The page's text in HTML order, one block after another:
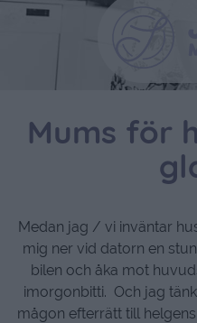
Mums för
Medan jag / vi inväntar
mig ner vid datorn en
bilen och åka mot
imorgonbitti. Och jag
mågon efterrätt till